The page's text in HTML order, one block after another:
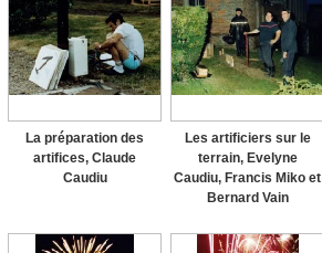
La préparation des
artifices, Claude
Caudiu
Les artificiers sur le
terrain, Evelyne
Caudiu, Francis Miko et
Bernard Vain